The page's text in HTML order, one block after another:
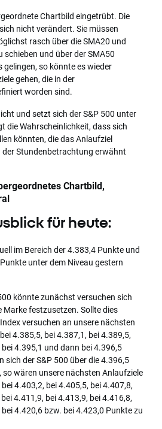
Chartbild eingetrübt. Die
nicht verändert. Sie müssen
rasch über die SMA20 und
schieben und über der SMA50
so könnte es wieder
gehen, die in der
worden sind.
und setzt sich der S&P 500 unter
die Wahrscheinlichkeit, dass sich
könnten, die das Anlaufziel
der Stundenbetrachtung erwähnt
Chartbild,
für heute:
im Bereich der 4.383,4 Punkte und
unter dem Niveau gestern
könnte zunächst versuchen sich
Marke festzusetzen. Sollte dies
versuchen an unsere nächsten
4.385,5, bei 4.387,1, bei 4.389,5,
4.395,1 und dann bei 4.396,5
sich der S&P 500 über die 4.396,5
so wären unsere nächsten Anlaufziele
4.403,2, bei 4.405,5, bei 4.407,8,
4.411,9, bei 4.413,9, bei 4.416,8,
4.420,6 bzw. bei 4.423,0 Punkte zu